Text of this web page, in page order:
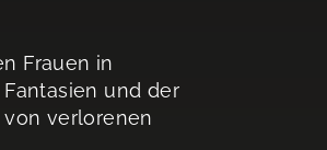
Frauen in
und der
verlorenen